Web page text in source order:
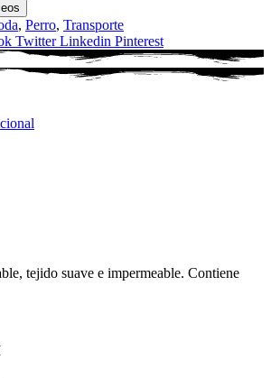
, Perro, Transporte
Twitter Linkedin Pinterest
tejido suave e impermeable. Contiene